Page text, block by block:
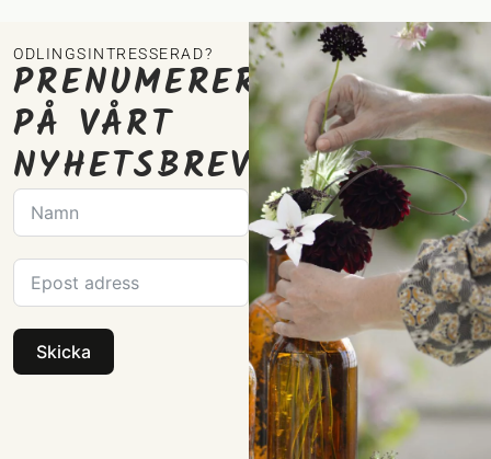
ODLINGSINTRESSERAD?
PRENUMERERA
PÅ VÅRT
NYHETSBREV
Skicka